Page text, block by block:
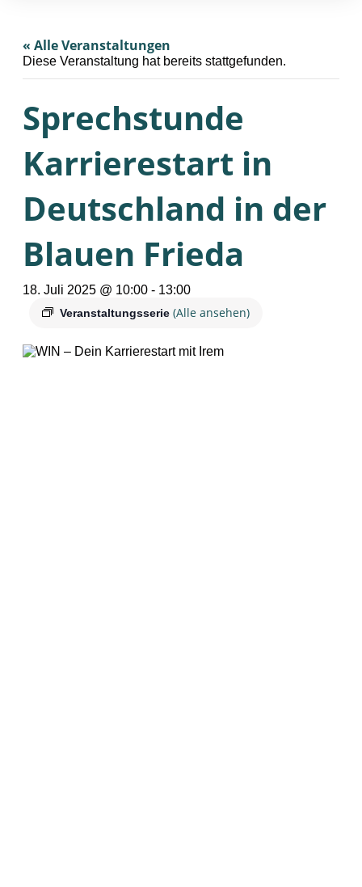
« Alle Veranstaltungen
Diese Veranstaltung hat bereits stattgefunden.
Sprechstunde
Karrierestart in
Deutschland in der
Blauen Frieda
18. Juli 2025 @ 10:00 - 13:00
Veranstaltungsserie (Alle ansehen)